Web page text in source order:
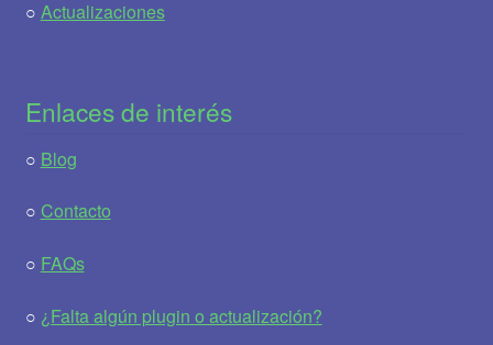
○ Actualizaciones
Enlaces de interés
○ Blog
○ Contacto
○ FAQs
○ ¿Falta algún plugin o actualización?